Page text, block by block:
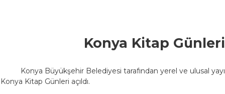
Konya Kitap Günleri
Konya Büyükşehir Belediyesi tarafından yerel ve ulusal
Konya Kitap Günleri açıldı.